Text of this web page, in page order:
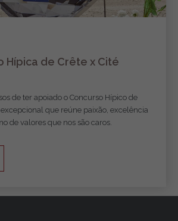
Hípica de Crête x Cité
de ter apoiado o Concurso Hípico de
que reúne paixão, excelência
de valores que nos são caros.